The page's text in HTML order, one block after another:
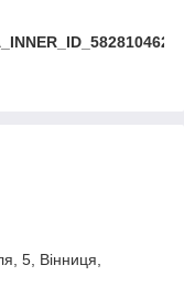
5, Вінниця,